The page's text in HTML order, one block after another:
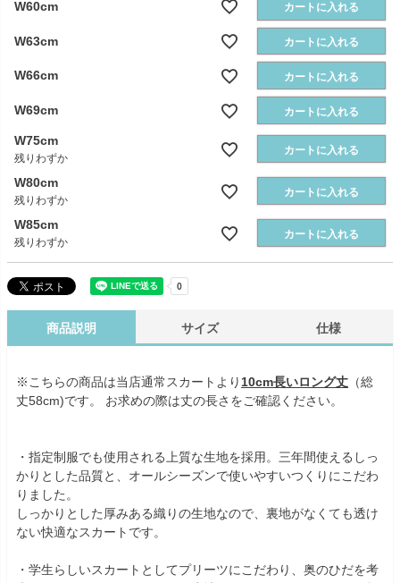
W60cm カートに入れる
W63cm カートに入れる
W66cm カートに入れる
W69cm カートに入れる
W75cm
残りわずか
カートに入れる
W80cm
残りわずか
カートに入れる
W85cm
残りわずか
カートに入れる
商品説明 サイズ 仕様
※こちらの商品は当店通常スカートより 10cm長いロング丈 （総
丈58cm)です。 お求めの際は丈の長さをご確認ください。
・指定制服でも使用される上質な生地を採用。三年間使えるしっ
かりとした品質と、オールシーズンで使いやすいつくりにこだわ
りました。
しっかりとした厚みある織りの生地なので、裏地がなくても透け
ない快適なスカートです。
・学生らしいスカートとしてプリーツにこだわり、奥のひだを考